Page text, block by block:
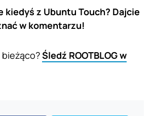
kiedyś z Ubuntu Touch? Dajcie
w komentarzu!
Śledź ROOTBLOG w